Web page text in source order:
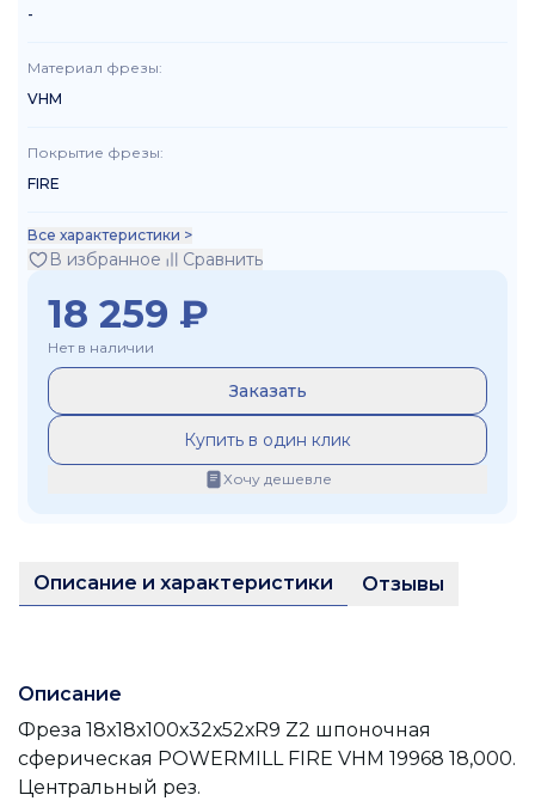
-
Материал фрезы:
VHM
Покрытие фрезы:
FIRE
Все характеристики >
В избранное Сравнить
18 259 ₽
Нет в наличии
Заказать
Купить в один клик
Хочу дешевле
Описание и характеристики Отзывы
Описание
Фреза 18х18х100х32х52хR9 Z2 шпоночная
сферическая POWERMILL FIRE VHM 19968 18,000.
Центральный рез.